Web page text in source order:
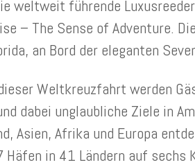
weltweit führende
– The Sense of Adventure.
an Bord der eleganten
Weltkreuzfahrt werden
dabei unglaubliche Ziele in
Asien, Afrika und Europa
Häfen in 41 Ländern auf